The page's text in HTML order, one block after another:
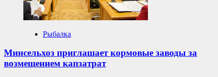
Рыбалка
Минсельхоз приглашает кормовые заводы за
возмещением капзатрат